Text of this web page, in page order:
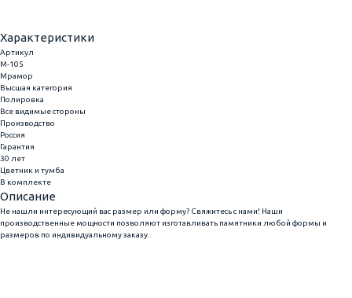
Характеристики
Артикул
M-105
Мрамор
Высшая категория
Полировка
Все видимые стороны
Производство
Россия
Гарантия
30 лет
Цветник и тумба
В комплекте
Описание
Не нашли интересующий вас размер или форму? Свяжитесь с нами! Наши
производственные мощности позволяют изготавливать памятники любой формы и
размеров по индивидуальному заказу.